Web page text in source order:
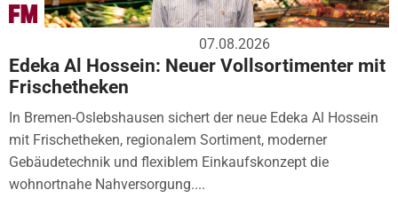
07.08.2026
Edeka Al Hossein: Neuer Vollsortimenter mit
Frischetheken
In Bremen-Oslebshausen sichert der neue Edeka Al Hossein
mit Frischetheken, regionalem Sortiment, moderner
Gebäudetechnik und flexiblem Einkaufskonzept die
wohnortnahe Nahversorgung....